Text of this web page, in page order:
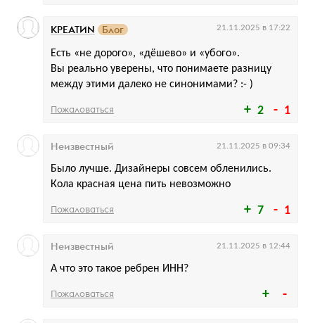
2 1
Есть «не дорого», «дёшево» и «убого».
Вы реально уверены, что понимаете разницу
между этими далеко не синонимами? :- )
КРЕАТИN Блог 21.11.2025 в 17:22
Пожаловаться
7 1
Было лучше. Дизайнеры совсем обленились.
Кола красная цена пить невозможно
Неизвестный 21.11.2025 в 09:34
Пожаловаться
А что это такое ребрен ИНН?
Неизвестный 21.11.2025 в 12:44
Пожаловаться